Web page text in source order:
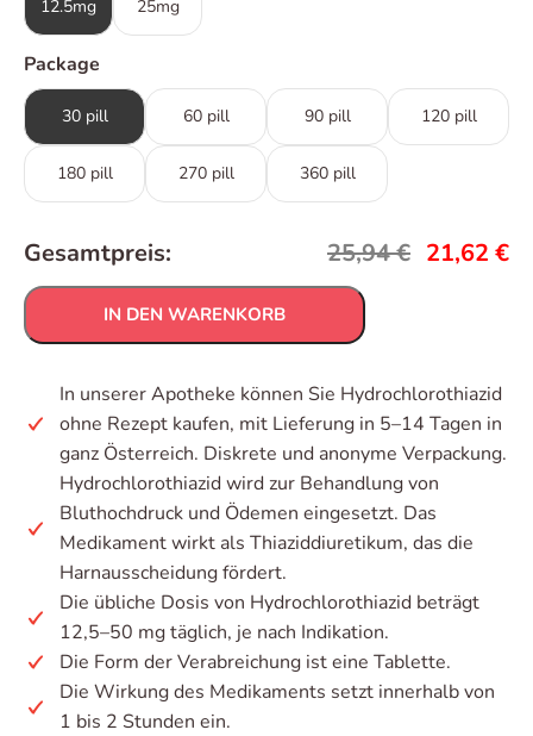
12.5mg 25mg
Package
30 pill 60 pill 90 pill 120 pill
180 pill 270 pill 360 pill
Gesamtpreis: 25,94€ 21,62 €
IN DEN WARENKORB
In unserer Apotheke können Sie Hydrochlorothiazid
ohne Rezept kaufen, mit Lieferung in 5–14 Tagen in
ganz Österreich. Diskrete und anonyme Verpackung.
Hydrochlorothiazid wird zur Behandlung von
Bluthochdruck und Ödemen eingesetzt. Das
Medikament wirkt als Thiaziddiuretikum, das die
Harnausscheidung fördert.
Die übliche Dosis von Hydrochlorothiazid beträgt
12,5–50 mg täglich, je nach Indikation.
Die Form der Verabreichung ist eine Tablette.
Die Wirkung des Medikaments setzt innerhalb von
1 bis 2 Stunden ein.